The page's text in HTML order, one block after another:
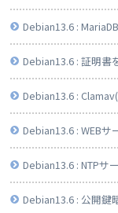
Debian13.6 :
Debian13.6 : 証明書
Debian13.6 :
Debian13.6 : WEBサ
Debian13.6 : NTPサ
Debian13.6 : 公開鍵